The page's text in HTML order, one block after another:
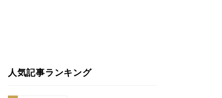
人気記事ランキング